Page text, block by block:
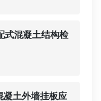
混凝土结构检
土外墙挂板应